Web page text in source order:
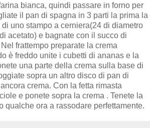
bianca, quindi passare in forno per
il pan di spagna in 3 parti la prima la
uno stampo a cerniera(24 di diametro
acetato) e bagnate con il succo di
frattempo preparate la crema
è freddo unite i cubetti di ananas e la
una parte della crema sulla base di
sopra un altro disco di pan di
crema. Con la fetta rimasta
e ponete sopra la crema . Tenete la
qualche ora a rassodare perfettamente.